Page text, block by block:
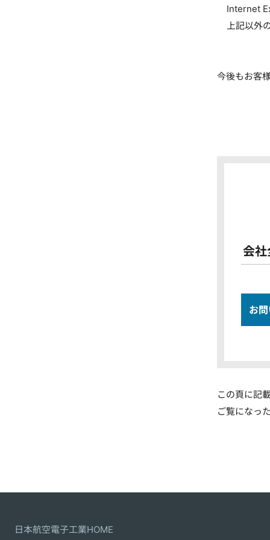
Internet
上記以外
今後もお客
会社
お
この頁に記
ご覧になっ
日本航空電子工業HOME